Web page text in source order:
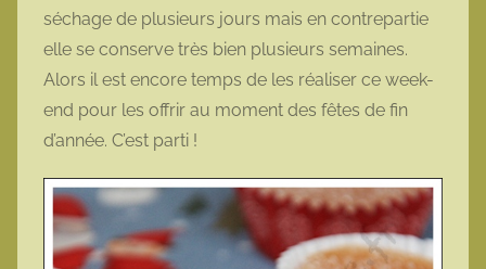
séchage de plusieurs jours mais en contrepartie
elle se conserve très bien plusieurs semaines.
Alors il est encore temps de les réaliser ce week-
end pour les offrir au moment des fêtes de fin
d’année. C’est parti !